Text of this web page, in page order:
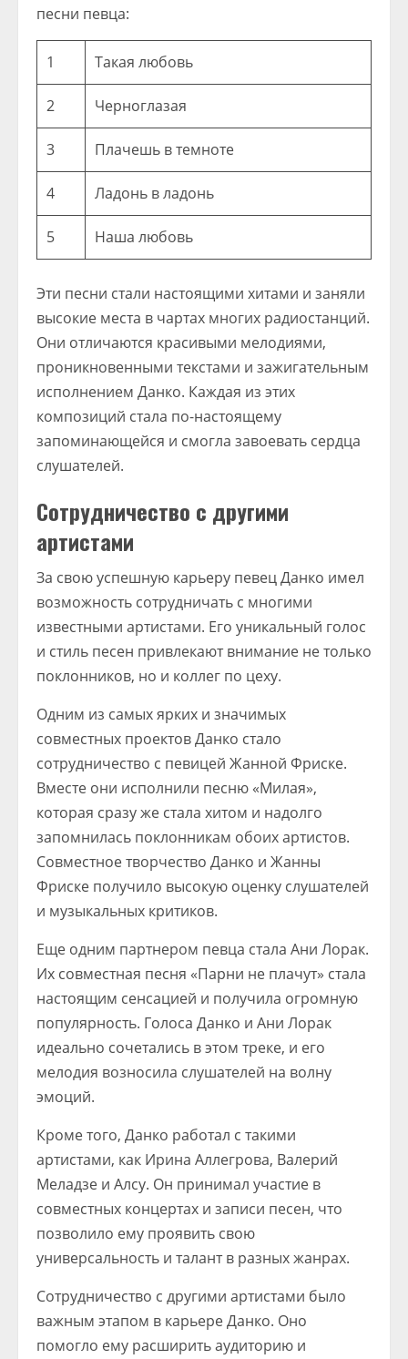
песни певца:
1 Такая любовь
2 Черноглазая
3 Плачешь в темноте
4 Ладонь в ладонь
5 Наша любовь
Эти песни стали настоящими хитами и заняли
высокие места в чартах многих радиостанций.
Они отличаются красивыми мелодиями,
проникновенными текстами и зажигательным
исполнением Данко. Каждая из этих
композиций стала по-настоящему
запоминающейся и смогла завоевать сердца
слушателей.
Сотрудничество с другими
артистами
За свою успешную карьеру певец Данко имел
возможность сотрудничать с многими
известными артистами. Его уникальный голос
и стиль песен привлекают внимание не только
поклонников, но и коллег по цеху.
Одним из самых ярких и значимых
совместных проектов Данко стало
сотрудничество с певицей Жанной Фриске.
Вместе они исполнили песню «Милая»,
которая сразу же стала хитом и надолго
запомнилась поклонникам обоих артистов.
Совместное творчество Данко и Жанны
Фриске получило высокую оценку слушателей
и музыкальных критиков.
Еще одним партнером певца стала Ани Лорак.
Их совместная песня «Парни не плачут» стала
настоящим сенсацией и получила огромную
популярность. Голоса Данко и Ани Лорак
идеально сочетались в этом треке, и его
мелодия возносила слушателей на волну
эмоций.
Кроме того, Данко работал с такими
артистами, как Ирина Аллегрова, Валерий
Меладзе и Алсу. Он принимал участие в
совместных концертах и записи песен, что
позволило ему проявить свою
универсальность и талант в разных жанрах.
Сотрудничество с другими артистами было
важным этапом в карьере Данко. Оно
помогло ему расширить аудиторию и